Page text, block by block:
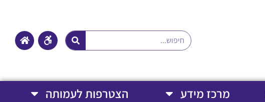
מרכז מידע
הצטרפות לעמותה